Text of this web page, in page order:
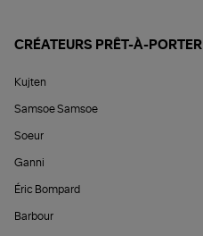
CRÉATEURS PRÊT-À-PORTER
Kujten
Samsoe Samsoe
Soeur
Ganni
Éric Bompard
Barbour